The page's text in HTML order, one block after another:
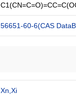
56651-60-6(CAS
Xn,Xi